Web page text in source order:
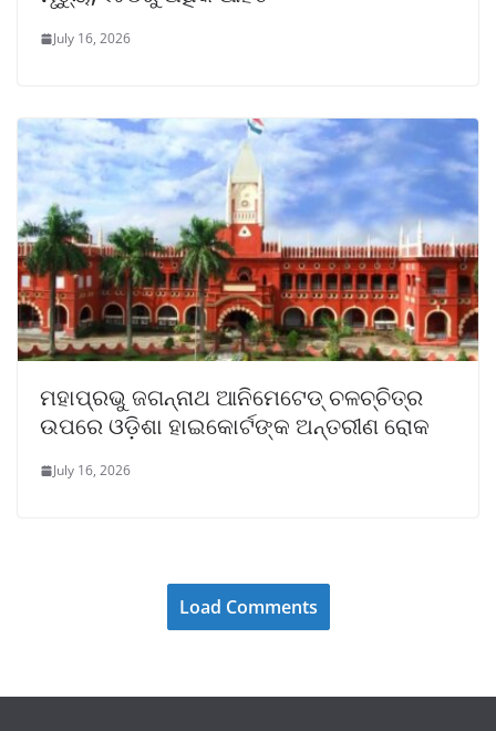
July 16, 2026
ମହାପ୍ରଭୁ ଜଗନ୍ନାଥ ଆନିମେଟେଡ୍ ଚଳଚ୍ଚିତ୍ର
ଉପରେ ଓଡ଼ିଶା ହାଇକୋର୍ଟଙ୍କ ଅନ୍ତରୀଣ ରୋକ
July 16, 2026
Load Comments